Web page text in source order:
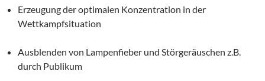
Erzeugung der optimalen Konzentration in der
Wettkampfsituation
Ausblenden von Lampenfieber und Störgeräuschen z.B.
durch Publikum